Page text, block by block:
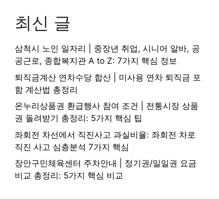
최신 글
삼척시 노인 일자리 | 중장년 취업, 시니어 알바, 공
공근로, 종합복지관 A to Z: 7가지 핵심 정보
퇴직금계산 연차수당 합산 | 미사용 연차 퇴직금 포
함 계산법 총정리
온누리상품권 환급행사 참여 조건 | 전통시장 상품
권 돌려받기 총정리: 5가지 핵심 팁
좌회전 차선에서 직진사고 과실비율: 좌회전 차로
직진 사고 심층분석 7가지 핵심
장안구민체육센터 주차안내 | 정기권/일일권 요금
비교 총정리: 5가지 핵심 비교